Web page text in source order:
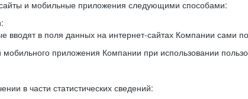
и мобильные приложения следующими способами:
вводят в поля данных на интернет-сайтах Компании сами
приложения Компании при использовании
в части статистических сведений: